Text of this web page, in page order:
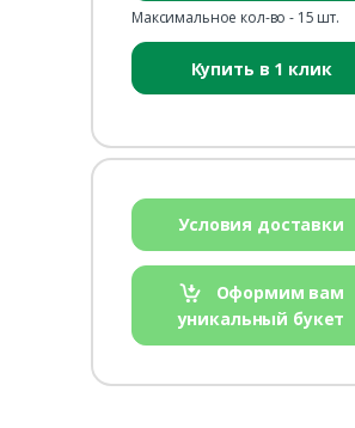
Максимальное кол-во - 15 шт.
Купить в 1 клик
Условия доставки
Оформим вам
уникальный букет